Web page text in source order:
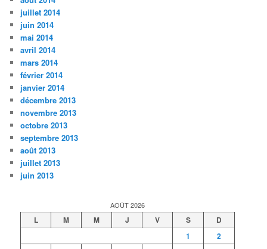
juillet 2014
juin 2014
mai 2014
avril 2014
mars 2014
février 2014
janvier 2014
décembre 2013
novembre 2013
octobre 2013
septembre 2013
août 2013
juillet 2013
juin 2013
AOÛT 2026
L M M J V S
D
1
2